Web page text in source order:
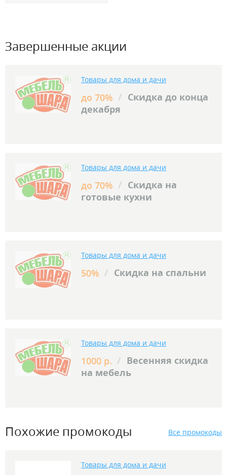
Завершенные акции
Товары для дома и дачи
до 70% / Скидка до конца
декабря
Товары для дома и дачи
до 70% / Скидка на
готовые кухни
Товары для дома и дачи
50% / Скидка на спальни
Товары для дома и дачи
1000 р. / Весенняя скидка
на мебель
Похожие промокоды Все промокоды
Товары для дома и дачи